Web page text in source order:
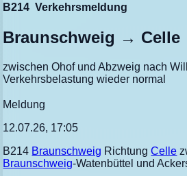
B214 Verkehrsmeldung
Braunschweig → Celle
zwischen Ohof und Abzweig nach
Verkehrsbelastung wieder normal
Meldung
12.07.26, 17:05
B214 Braunschweig RichtungCelle
Braunschweig-Watenbüttel und